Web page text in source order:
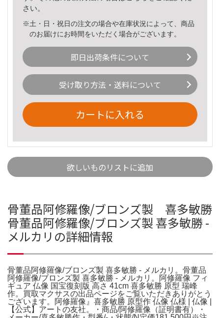
さい。
※土・日・祝日の注文の場合や在庫状況によって、商品
のお届けにお時間をいただく場合がございます。
即日出荷条件について
受け取り方法・送料について
カートに入れる
欲しいものリストに追加
骨董品阿修羅像/ブロンズ製 喜多敏勝
骨董品阿修羅像/ブロンズ製 喜多敏勝 -
メルカリの詳細情報
骨董品阿修羅像/ブロンズ製 喜多敏勝 - メルカリ。骨董品
阿修羅像/ブロンズ製 喜多敏勝 - メルカリ。阿修羅像 フィ
ギュア 仏像 国宝復刻版 高さ 41cm 喜多敏勝 原型 瑞峰
作。買取マクサスの出品ページをご覧いただきありがとう
ございます。阿修羅像』喜多敏勝 原型作 仏像 仏様 | 仏像 |
【公式】アートの友社。・商品/阿修羅像（証明書有）・